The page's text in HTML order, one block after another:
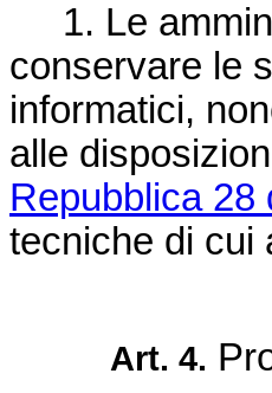
1. Le
conservare le
informatici,
alle
Repubblica 28
tecniche di cui
Art. 4.